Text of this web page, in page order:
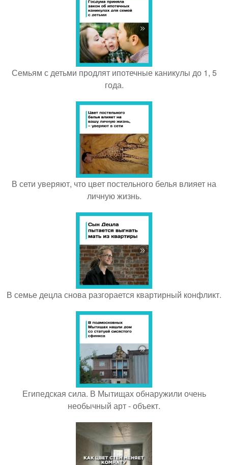
Семьям с детьми продлят ипотечные каникулы до 1, 5
года.
В сети уверяют, что цвет постельного белья влияет на
личную жизнь.
В семье децла снова разгорается квартирный конфликт.
Египедская сила. В Мытищах обнаружили очень
необычный арт - объект.